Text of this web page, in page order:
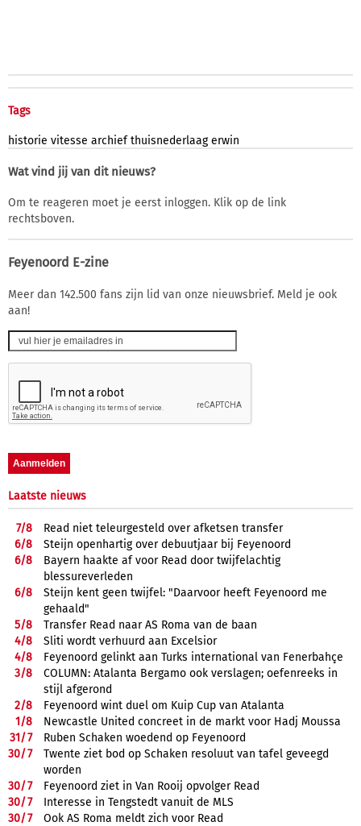
Tags
historie vitesse archief thuisnederlaag erwin
Wat vind jij van dit nieuws?
Om te reageren moet je eerst inloggen. Klik op de link
rechtsboven.
Feyenoord E-zine
Meer dan 142.500 fans zijn lid van onze nieuwsbrief. Meld je ook
aan!
Laatste nieuws
7/8
Read niet teleurgesteld over afketsen transfer
6/8
Steijn openhartig over debuutjaar bij Feyenoord
6/8
Bayern haakte af voor Read door twijfelachtig
blessureverleden
6/8
Steijn kent geen twijfel: "Daarvoor heeft Feyenoord me
gehaald"
5/8
Transfer Read naar AS Roma van de baan
4/8
Sliti wordt verhuurd aan Excelsior
4/8
Feyenoord gelinkt aan Turks international van Fenerbahçe
3/8
COLUMN: Atalanta Bergamo ook verslagen; oefenreeks in
stijl afgerond
2/8
Feyenoord wint duel om Kuip Cup van Atalanta
1/8
Newcastle United concreet in de markt voor Hadj Moussa
31/7
Ruben Schaken woedend op Feyenoord
30/7
Twente ziet bod op Schaken resoluut van tafel geveegd
worden
30/7
Feyenoord ziet in Van Rooij opvolger Read
30/7
Interesse in Tengstedt vanuit de MLS
30/7
Ook AS Roma meldt zich voor Read